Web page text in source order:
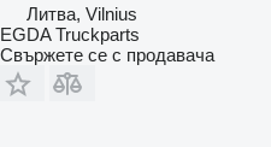
Литва, Vilnius
EGDA Truckparts
Свържете се с продавача